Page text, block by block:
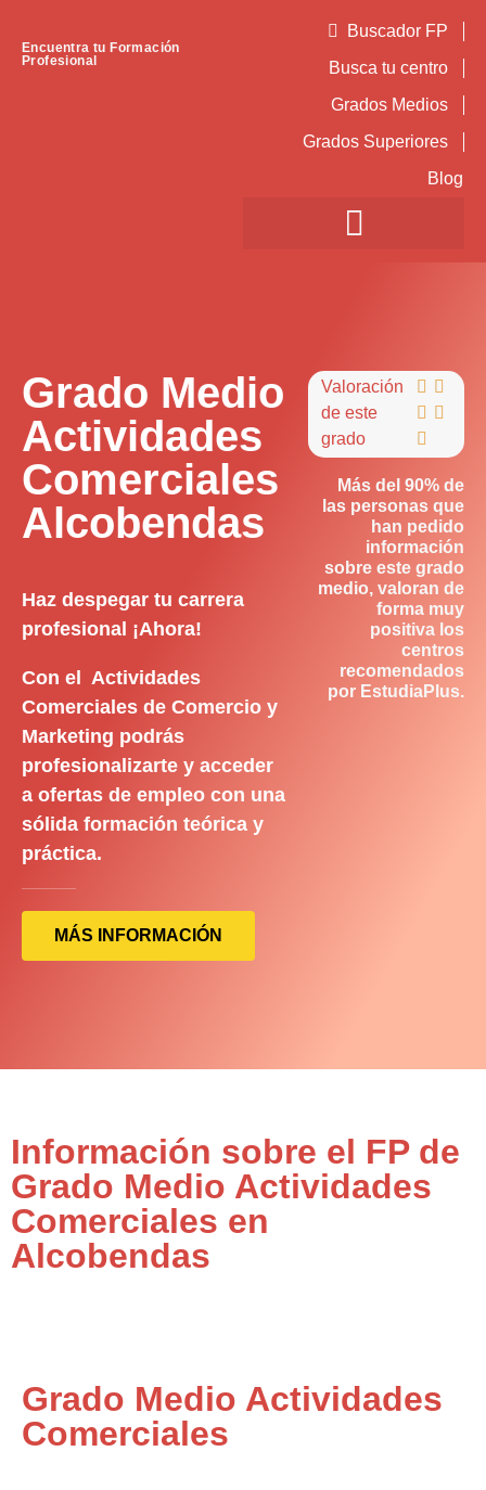
Encuentra tu Formación
Profesional
Buscador FP
Busca tu centro
Grados Medios
Grados Superiores
Blog
Grado Medio
Actividades
Comerciales
Alcobendas
Haz despegar tu carrera
profesional ¡Ahora!
Con el Actividades
Comerciales de Comercio y
Marketing podrás
profesionalizarte y acceder
a ofertas de empleo con una
sólida formación teórica y
práctica.
MÁS INFORMACIÓN
Valoración
de este
grado
 
 

Más del 90% de
las personas que
han pedido
información
sobre este grado
medio, valoran de
forma muy
positiva los
centros
recomendados
por EstudiaPlus.
Información sobre el FP de
Grado Medio Actividades
Comerciales en
Alcobendas
Grado Medio Actividades
Comerciales